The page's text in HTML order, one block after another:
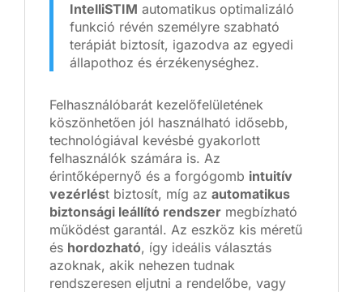
IntelliSTIM automatikus optimalizáló
funkció révén személyre szabható
terápiát biztosít, igazodva az egyedi
állapothoz és érzékenységhez.
Felhasználóbarát kezelőfelületének
köszönhetően jól használható idősebb,
technológiával kevésbé gyakorlott
felhasználók számára is. Az
érintőképernyő és a forgógomb intuitív
vezérlést biztosít, míg az automatikus
biztonsági leállító rendszer megbízható
működést garantál. Az eszköz kis méretű
és hordozható, így ideális választás
azoknak, akik nehezen tudnak
rendszeresen eljutni a rendelőbe, vagy